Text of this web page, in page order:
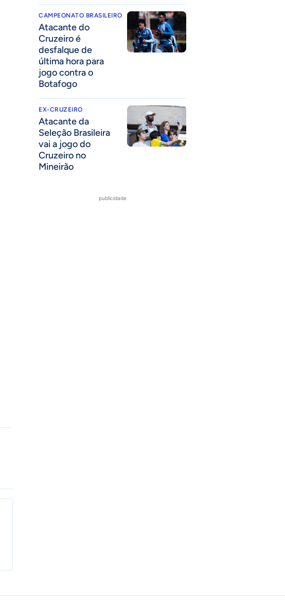
CAMPEONATO BRASILEIRO
Atacante do
Cruzeiro é
desfalque de
última hora para
jogo contra o
Botafogo
EX-CRUZEIRO
Atacante da
Seleção Brasileira
vai a jogo do
Cruzeiro no
Mineirão
publicidade